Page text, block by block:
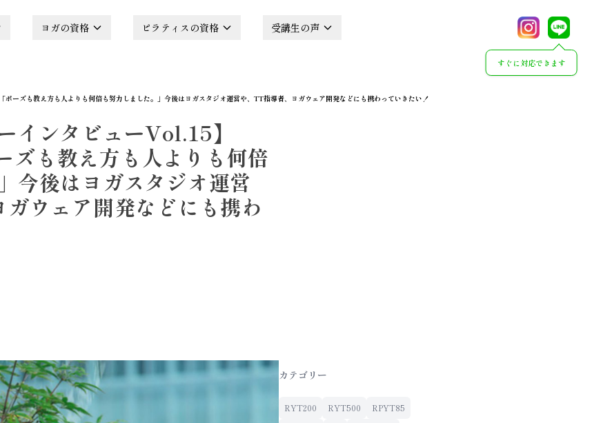
ヨガの資格 ピラティスの資格 受講生の声
すぐに対応できます
ーズも教え方も人よりも何倍も努力しました。」今後はヨガスタジオ運営や、TT指導者、ヨガウェア開発などにも携わっていきたい！
インタビューVol.15】
も教え方も人よりも何倍
今後はヨガスタジオ運営
ウェア開発などにも携わ
カテゴリー
RYT200 RYT500
RPYT85